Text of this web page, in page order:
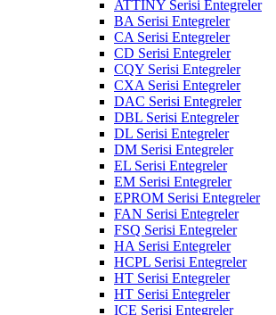
ATTINY Serisi Entegreler
BA Serisi Entegreler
CA Serisi Entegreler
CD Serisi Entegreler
CQY Serisi Entegreler
CXA Serisi Entegreler
DAC Serisi Entegreler
DBL Serisi Entegreler
DL Serisi Entegreler
DM Serisi Entegreler
EL Serisi Entegreler
EM Serisi Entegreler
EPROM Serisi Entegreler
FAN Serisi Entegreler
FSQ Serisi Entegreler
HA Serisi Entegreler
HCPL Serisi Entegreler
HT Serisi Entegreler
HT Serisi Entegreler
ICE Serisi Entegreler